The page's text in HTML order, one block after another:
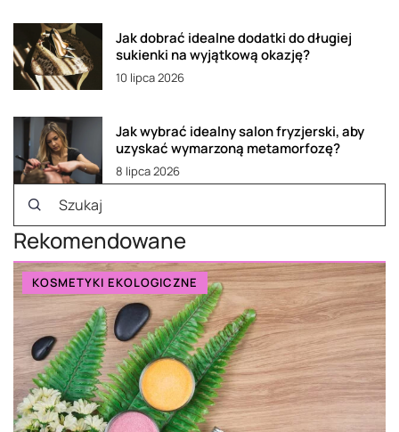
Jak dobrać idealne dodatki do długiej
sukienki na wyjątkową okazję?
10 lipca 2026
Jak wybrać idealny salon fryzjerski, aby
uzyskać wymarzoną metamorfozę?
8 lipca 2026
Rekomendowane
KOSMETYKI EKOLOGICZNE